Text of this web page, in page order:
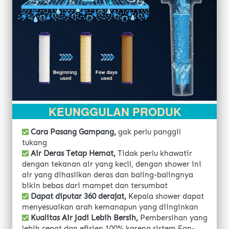
KEUNGGULAN PRODUK
Cara Pasang Gampang, gak perlu panggil
tukang
Air Deras Tetap Hemat, Tidak perlu khawatir
dengan tekanan air yang kecil, dengan shower ini
air yang dihasilkan deras dan baling-balingnya
bikin bebas dari mampet dan tersumbat
Dapat diputar 360 derajat, Kepala shower dapat
menyesuaikan arah kemanapun yang diinginkan
Kualitas Air Jadi Lebih Bersih, Pembersihan yang